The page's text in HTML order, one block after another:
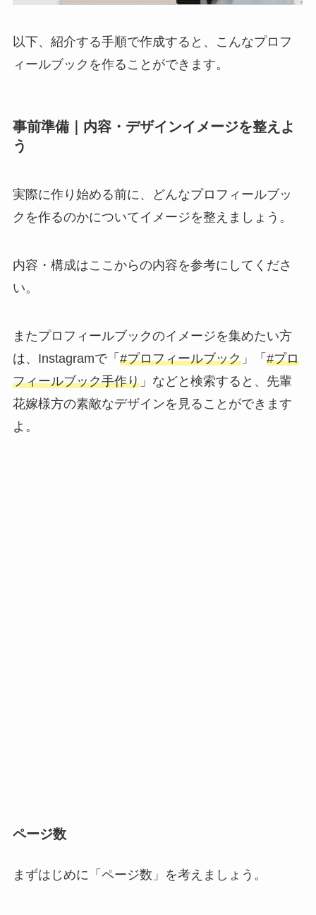
以下、紹介する手順で作成すると、こんなプロフ
ィールブックを作ることができます。
事前準備｜内容・デザインイメージを整えよ
う
実際に作り始める前に、どんなプロフィールブッ
クを作るのかについてイメージを整えましょう。
内容・構成はここからの内容を参考にしてくださ
い。
またプロフィールブックのイメージを集めたい方
は、Instagramで「 #プロフィールブック」「 #プロ
フィールブック手作り」などと検索すると、先輩
花嫁様方の素敵なデザインを見ることができます
よ。
ページ数
まずはじめに「ページ数」を考えましょう。